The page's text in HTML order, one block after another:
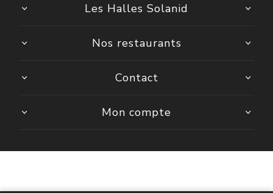
Les Halles Solanid
Nos restaurants
Contact
Mon compte